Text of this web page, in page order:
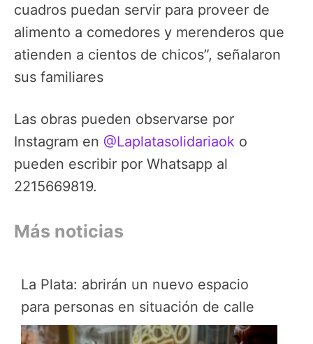
cuadros puedan servir para proveer de
alimento a comedores y merenderos que
atienden a cientos de chicos”, señalaron
sus familiares
Las obras pueden observarse por
Instagram en @Laplatasolidariaok o
pueden escribir por Whatsapp al
2215669819.
Más noticias
La Plata: abrirán un nuevo espacio
para personas en situación de calle